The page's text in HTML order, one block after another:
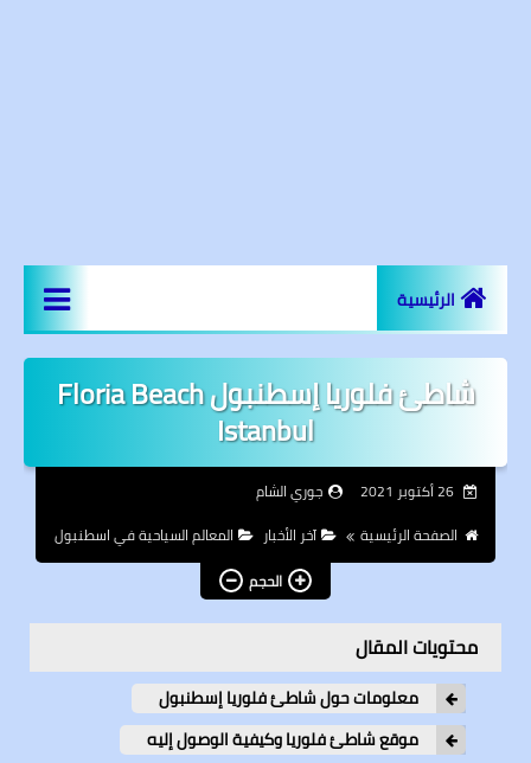
الرئيسية
اخر الاخبار
المعالم السياحية
شاطئ فلوريا إسطنبول Floria Beach
Istanbul
26 أكتوبر 2021
جوري الشام
الصفحة الرئيسية
آخر الأخبار
المعالم السياحية في اسطنبول
الحجم
محتويات المقال
معلومات حول شاطئ فلوريا إسطنبول
موقع شاطئ فلوريا وكيفية الوصول إليه